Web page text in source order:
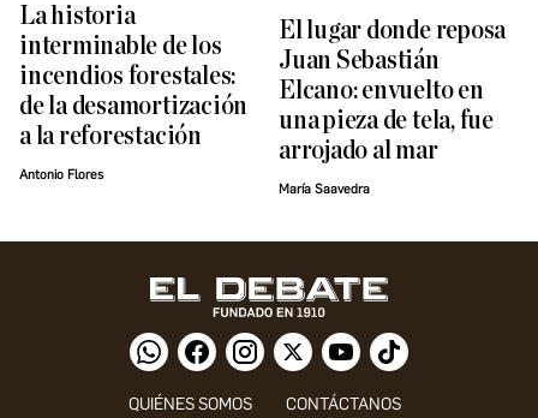
La historia
interminable de los
incendios forestales:
de la desamortización
a la reforestación
Antonio Flores
El lugar donde reposa
Juan Sebastián
Elcano: envuelto en
una pieza de tela, fue
arrojado al mar
María Saavedra
QUIÉNES SOMOS CONTÁCTANOS